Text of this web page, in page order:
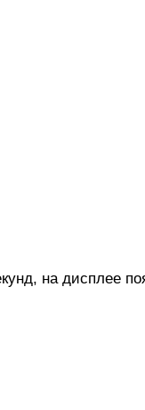
на дисплее